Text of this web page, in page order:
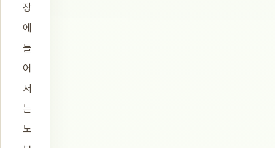
장
에
들
어
서
는
노